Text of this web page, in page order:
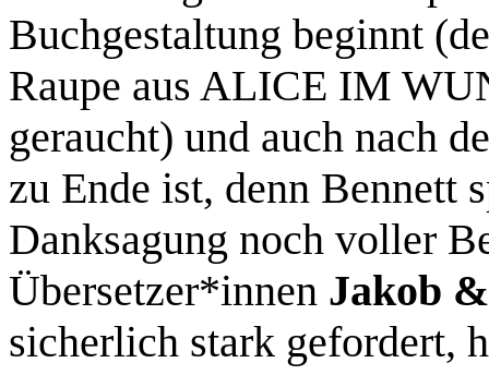
Buchgestaltung beginnt
Raupe aus ALICE IM
geraucht) und auch nach
zu Ende ist, denn Bennett
Danksagung noch voller
Übersetzer*innen Jakob
sicherlich stark gefordert,